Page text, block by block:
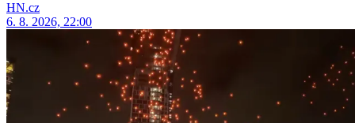
HN.cz
6. 8. 2026, 22:00